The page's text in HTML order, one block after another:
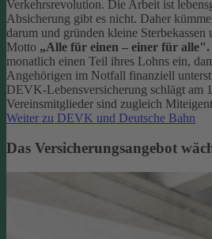
Verkehrsrevolution. Die Arbeit ist
Absicherung gibt es nicht. Daher
darum und gründen kleine
Motto „Alle für einen – einer für alle".
monatlich einen Teil ihres Lohns ein,
Angehörigen im Notfall finanziell
DEVK-Lebensversicherung schlägt am
Vereinsmitglieder sind zugleich
Weiter zu DEVK und Deutsche Bahn
Das Versicherungsangebot